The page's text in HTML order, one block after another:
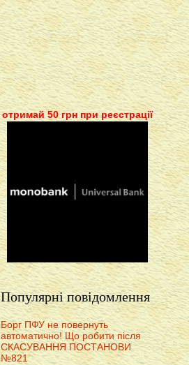
отримай 50 грн при реєстрації
Популярні повідомлення
Борг ПФУ не повернуть
автоматично! Що робити після
СКАСУВАННЯ ПОСТАНОВИ
№821